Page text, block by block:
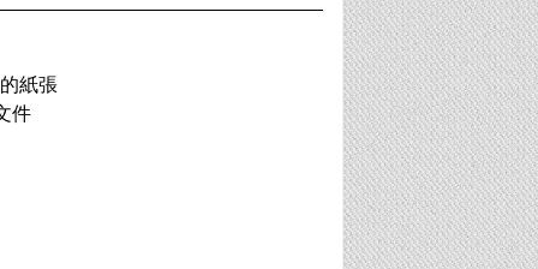
紙張
件